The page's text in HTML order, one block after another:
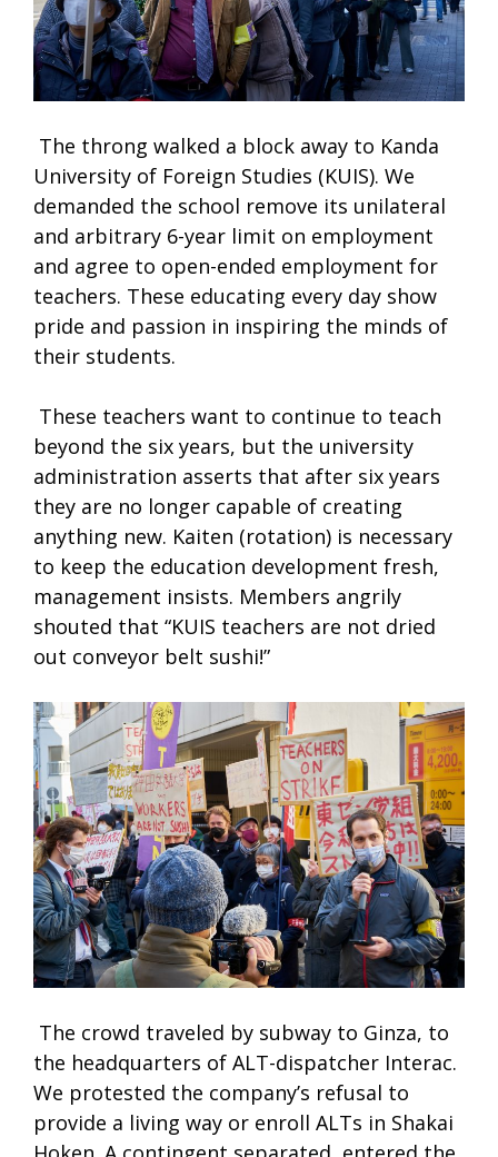
The throng walked a block away to Kanda
University of Foreign Studies (KUIS). We
demanded the school remove its unilateral
and arbitrary 6-year limit on employment
and agree to open-ended employment for
teachers. These educating every day show
pride and passion in inspiring the minds of
their students.
These teachers want to continue to teach
beyond the six years, but the university
administration asserts that after six years
they are no longer capable of creating
anything new. Kaiten (rotation) is necessary
to keep the education development fresh,
management insists. Members angrily
shouted that “KUIS teachers are not dried
out conveyor belt sushi!”
The crowd traveled by subway to Ginza, to
the headquarters of ALT-dispatcher Interac.
We protested the company’s refusal to
provide a living way or enroll ALTs in Shakai